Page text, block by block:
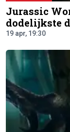
Jurassic
dodelijkste
19 apr, 19:30